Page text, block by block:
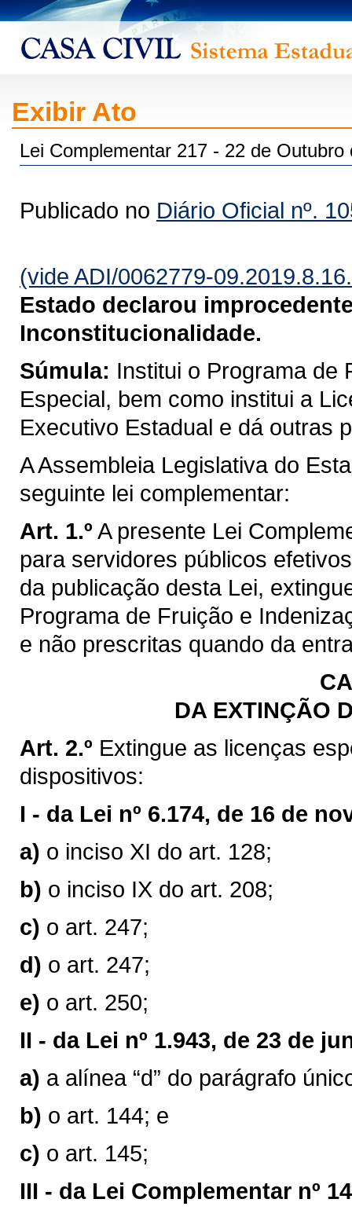
Exibir Ato
Lei Complementar 217 - 22 de Outubro
Publicado no Diário Oficial nº.
(vide ADI/0062779-
Estado declarou
Inconstitucionalidade.
Súmula: Institui o Programa de
Especial, bem como institui a
Executivo Estadual e dá outras
A Assembleia Legislativa do
seguinte lei complementar:
Art. 1.º A presente Lei
para servidores públicos
da publicação desta Lei,
Programa de Fruição e
e não prescritas quando da
DA EXTINÇÃO
Art. 2.º Extingue as licenças
dispositivos:
I - da Lei nº 6.174, de 16 de
a) o inciso XI do art. 128;
b) o inciso IX do art. 208;
c) o art. 247;
d) o art. 247;
e) o art. 250;
II - da Lei nº 1.943, de 23 de
a) a alínea “d” do parágrafo
b) o art. 144; e
c) o art. 145;
III - da Lei Complementar nº